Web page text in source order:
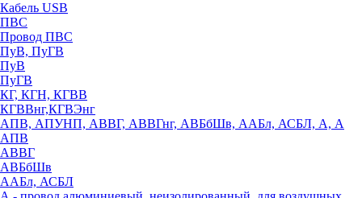
Кабель USB
ПВС
Провод ПВС
ПуВ, ПуГВ
ПуВ
ПуГВ
КГ, КГН, КГВВ
КГВВнг,КГВЭнг
АПВ, АПУНП, АВВГ, АВВГнг, АВБбШв, ААБл, АСБЛ, А, А
АПВ
АВВГ
АВБбШв
ААБл, АСБЛ